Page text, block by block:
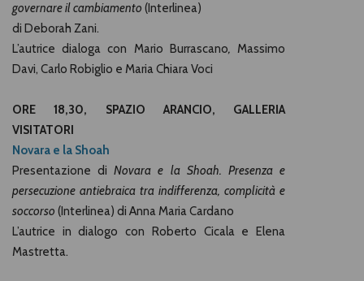
governare il cambiamento (Interlinea)
di Deborah Zani.
L’autrice dialoga con Mario Burrascano,Massimo
Davi, Carlo Robiglio e Maria Chiara Voci
ORE 18,30, SPAZIO ARANCIO, GALLERIA
VISITATORI
Novara e la Shoah
Presentazione diNovara e la Shoah. Presenza e
persecuzione antiebraica tra indifferenza, complicità e
soccorso (Interlinea) di Anna Maria Cardano
L’autrice in dialogo con Roberto Cicala e Elena
Mastretta.